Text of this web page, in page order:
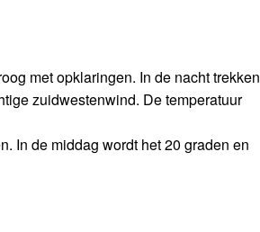
met opklaringen. In de nacht trekken
zuidwestenwind. De temperatuur
In de middag wordt het 20 graden en